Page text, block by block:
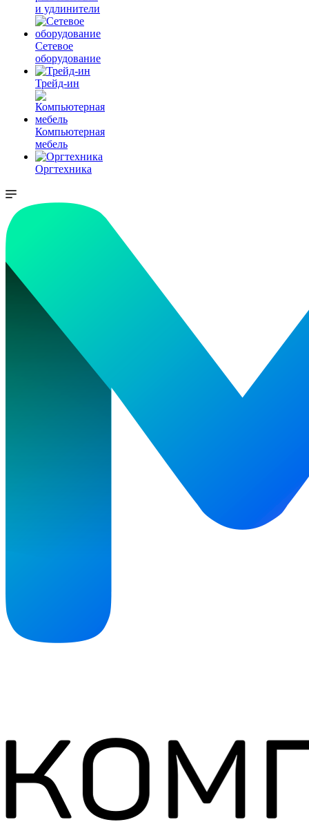
и удлинители
Сетевое
оборудование
Трейд-ин
Компьютерная
мебель
Оргтехника